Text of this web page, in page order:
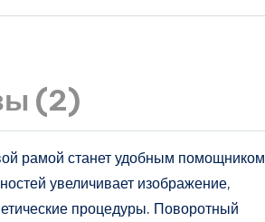
(2)
рамой станет удобным помощником
увеличивает изображение,
процедуры. Поворотный